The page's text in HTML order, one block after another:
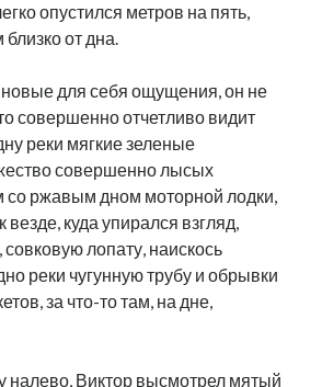
опустился метров на пять,
от дна.
для себя ощущения, он не
совершенно отчетливо видит
реки мягкие зеленые
совершенно лысых
ржавым дном моторной лодки,
куда упирался взгляд,
лопату, наискось
реки чугунную трубу и обрывки
за что-то там, на дне,
налево, Виктор высмотрел мятый